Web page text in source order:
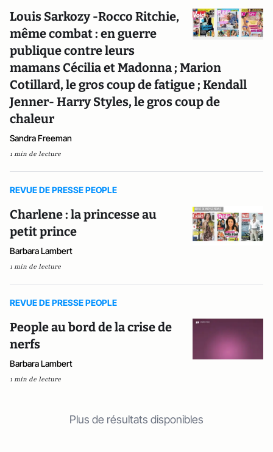
Louis Sarkozy -Rocco Ritchie,
même combat : en guerre
publique contre leurs
mamans Cécilia et Madonna ; Marion
Cotillard, le gros coup de fatigue ; Kendall
Jenner- Harry Styles, le gros coup de
chaleur
Sandra Freeman
1 min de lecture
REVUE DE PRESSE PEOPLE
Charlene : la princesse au
petit prince
Barbara Lambert
1 min de lecture
REVUE DE PRESSE PEOPLE
People au bord de la crise de
nerfs
Barbara Lambert
1 min de lecture
Plus de résultats disponibles